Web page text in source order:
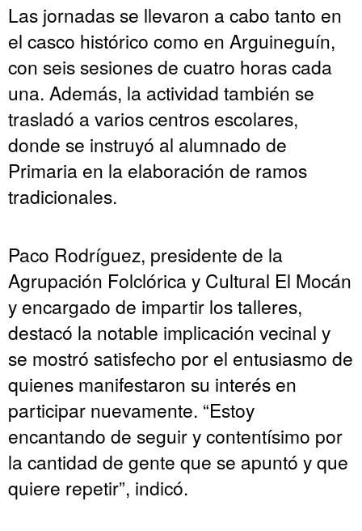
Las jornadas se llevaron a cabo tanto en
el casco histórico como en Arguineguín,
con seis sesiones de cuatro horas cada
una. Además, la actividad también se
trasladó a varios centros escolares,
donde se instruyó al alumnado de
Primaria en la elaboración de ramos
tradicionales.
Paco Rodríguez, presidente de la
Agrupación Folclórica y Cultural El Mocán
y encargado de impartir los talleres,
destacó la notable implicación vecinal y
se mostró satisfecho por el entusiasmo de
quienes manifestaron su interés en
participar nuevamente. “Estoy
encantando de seguir y contentísimo por
la cantidad de gente que se apuntó y que
quiere repetir”, indicó.